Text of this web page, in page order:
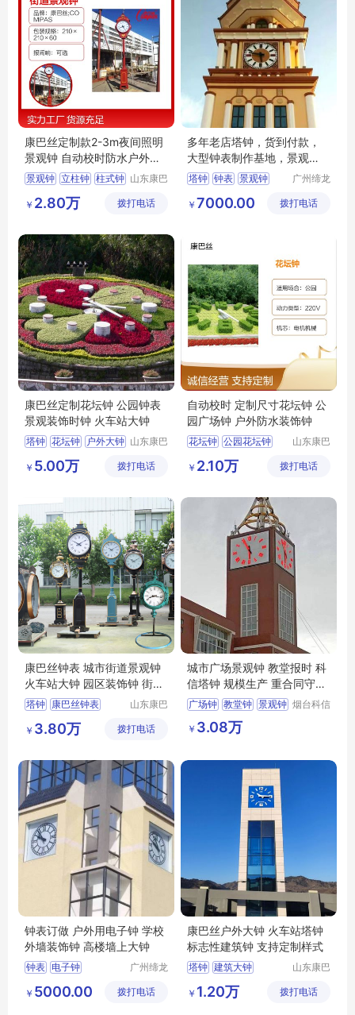
康巴丝定制款2-3m夜间照明
景观钟 自动校时防水户外柱
式钟
景观钟 立柱钟 柱式钟
公园景观钟
山东康巴
限公司
￥ 2.80万 拨打电话
多年老店塔钟，货到付款，
大型钟表制作基地，景观
钟，认准缔龙
塔钟 钟表 景观钟
广州缔龙
公司
￥ 7000.00 拨打电话
康巴丝定制花坛钟 公园钟表
景观装饰时钟 火车站大钟
塔钟 花坛钟
户外大钟 山东康巴
限公司
￥ 5.00万 拨打电话
自动校时 定制尺寸花坛钟 公
园广场钟 户外防水装饰钟
花坛钟 公园花坛钟
小区花坛钟
山东康巴
限公司
￥ 2.10万 拨打电话
康巴丝钟表 城市街道景观钟
火车站大钟 园区装饰钟 街道
立钟
塔钟 康巴丝钟表
户外大钟
山东康巴
限公司
￥ 3.80万 拨打电话
城市广场景观钟 教堂报时 科
信塔钟 规模生产 重合同守信
用
广场钟 教堂钟 景观钟 烟台科信
￥ 3.08万
钟表订做 户外用电子钟 学校
外墙装饰钟 高楼墙上大钟
钟表 电子钟
高楼墙上大钟
广州缔龙
公司
￥ 5000.00 拨打电话
康巴丝户外大钟 火车站塔钟
标志性建筑钟 支持定制样式
塔钟 建筑大钟
电波钟
山东康巴
限公司
￥ 1.20万 拨打电话